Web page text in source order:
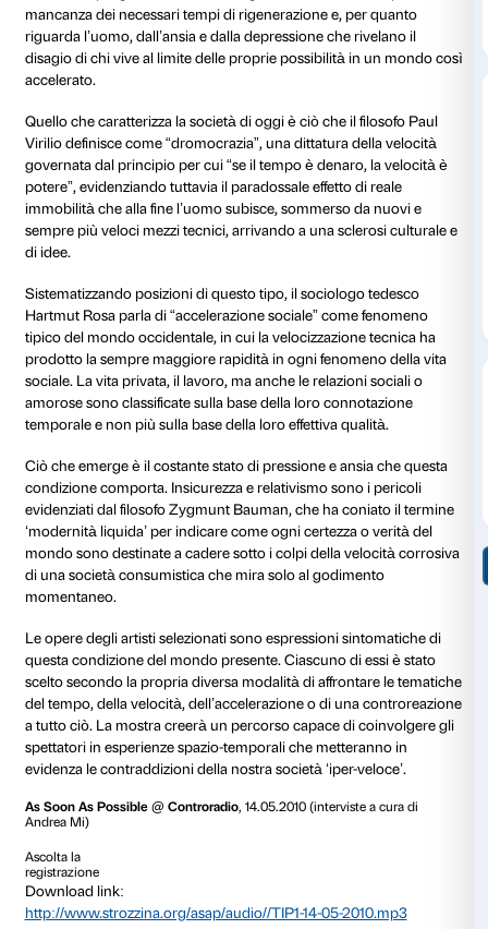
rendere ogni cosa più efficiente e una continua iper-
influenzano tutti i settori della vita e non si fermano
davanti alla sfera privata, sviluppando fenomeni
dating (per la sfera emotiva), il power nap (per la
fisica), il quality time (da dedicare alla famiglia) o il
forma di nutrizione).
La volontà di controllare e ottimizzare ogni attività
si scontra con la sensazione di una ricorrente
quale diviene quindi bene primario di ciascuno. Una
dettata dagli sviluppi della tecnologia, che ha
straordinaria mobilità delle persone a livello globale,
flusso di comunicazione, al concetto di
in perenne espansione, all’idea di una produttività
crescita. Da qualche decennio a questa parte si sta
arrivando quasi al limite di questa crescita
vedere dal progressivo collasso degli ecosistemi
mancanza dei necessari tempi di rigenerazione e,
riguarda l’uomo, dall’ansia e dalla depressione che
disagio di chi vive al limite delle proprie possibilità
accelerato.
Quello che caratterizza la società di oggi è ciò che il
Virilio definisce come “dromocrazia”, una dittatura
governata dal principio per cui “se il tempo è
potere”, evidenziando tuttavia il paradossale effetto
immobilità che alla fine l’uomo subisce, sommerso
sempre più veloci mezzi tecnici, arrivando a una
Sistematizzando posizioni di questo tipo, il